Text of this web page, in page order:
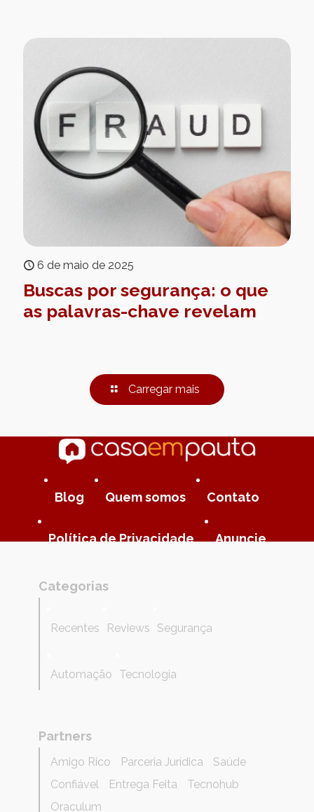
6 de maio de 2025
Buscas por segurança: o que
as palavras-chave revelam
Carregar mais
Blog Quem somos Contato
Política de Privacidade Anuncie
Categorias
Recentes Reviews Segurança
Automação Tecnologia
Partners
Amigo Rico Parceria Jurídica
Saúde
Confiável
Entrega Feita
Tecnohub
Oraculum